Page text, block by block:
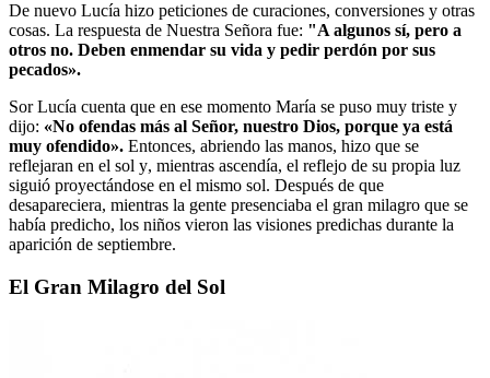
De nuevo Lucía hizo peticiones de curaciones, conversiones y otras
cosas. La respuesta de Nuestra Señora fue: "A algunos sí, pero a
otros no. Deben enmendar su vida y pedir perdón por sus
pecados».
Sor Lucía cuenta que en ese momento María se puso muy triste y
dijo: «No ofendas más al Señor, nuestro Dios, porque ya está
muy ofendido». Entonces, abriendo las manos, hizo que se
reflejaran en el sol y, mientras ascendía, el reflejo de su propia luz
siguió proyectándose en el mismo sol. Después de que
desapareciera, mientras la gente presenciaba el gran milagro que se
había predicho, los niños vieron las visiones predichas durante la
aparición de septiembre.
El Gran Milagro del Sol